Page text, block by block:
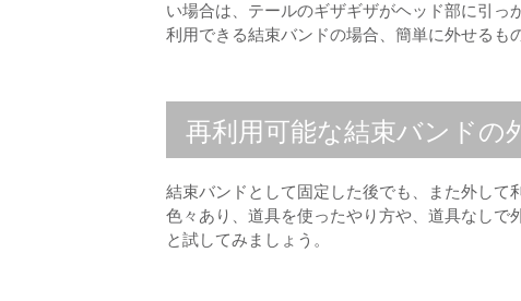
い場合は、テールのギザギザがヘッド部に引
利用できる結束バンドの場合、簡単に外せるも
再利用可能な結束バンドの
結束バンドとして固定した後でも、また外して
色々あり、道具を使ったやり方や、道具なしで
と試してみましょう。